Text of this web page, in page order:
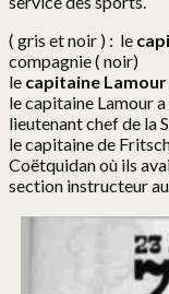
( gris et noir ) : le
compagnie ( noir)
le capitaine Lamour
le capitaine Lamour
lieutenant chef de la
le capitaine de
Coëtquidan où ils
section instructeur